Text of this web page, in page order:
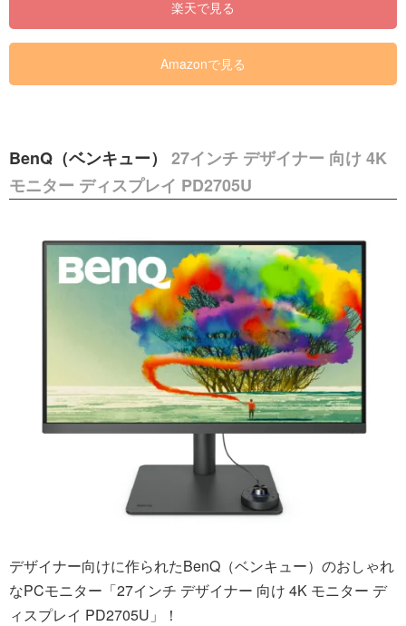
楽天で見る
Amazonで見る
BenQ（ベンキュー） 27インチ デザイナー 向け 4K
モニター ディスプレイ PD2705U
デザイナー向けに作られたBenQ（ベンキュー）のおしゃれ
なPCモニター「27インチ デザイナー 向け 4K モニター デ
ィスプレイ PD2705U」！